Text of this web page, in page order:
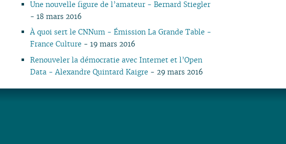
01
01
01
01
01
01
03
01
02
01
02
01
03
02
02
03
05
03
01
Une nouvelle figure de l’amateur - Bernard Stiegler
- 18 mars 2016
À quoi sert le CNNum - Émission La Grande Table -
France Culture - 19 mars 2016
Renouveler la démocratie avec Internet et l’Open
Data - Alexandre Quintard Kaigre - 29 mars 2016